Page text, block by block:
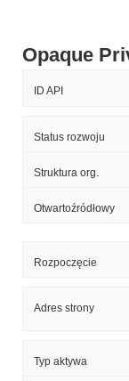
Opaque
ID API
Status rozwoju
Struktura org.
Otwartoźródłowy
Rozpoczęcie
Adres strony
Typ aktywa